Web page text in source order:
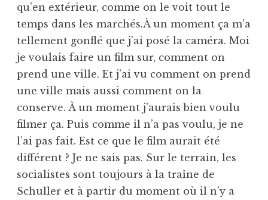
qu’en extérieur, comme on le voit tout le
temps dans les marchés.À un moment ça m’a
tellement gonflé que j’ai posé la caméra. Moi
je voulais faire un film sur, comment on
prend une ville. Et j’ai vu comment on prend
une ville mais aussi comment on la
conserve. À un moment j’aurais bien voulu
filmer ça. Puis comme il n’a pas voulu, je ne
l’ai pas fait. Est ce que le film aurait été
différent ? Je ne sais pas. Sur le terrain, les
socialistes sont toujours à la traîne de
Schuller et à partir du moment où il n’y a